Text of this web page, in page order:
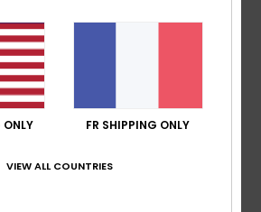
Outdoor
biologique et 2% élasthanne
réglable
ONLY FR SHIPPING ONLY
VIEW ALL COUNTRIES